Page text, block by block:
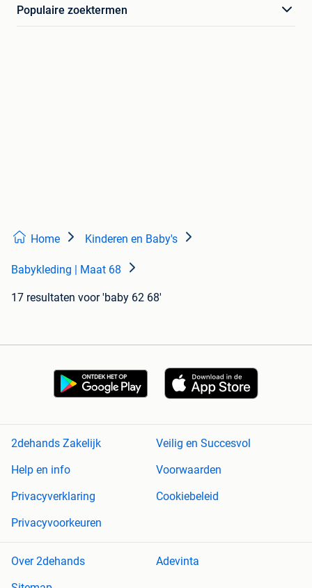
Populaire zoektermen
Home Kinderen en Baby's
Babykleding | Maat 68
17 resultaten voor 'baby 62 68'
2dehands Zakelijk
Veilig en Succesvol
Help en info
Voorwaarden
Privacyverklaring
Cookiebeleid
Privacyvoorkeuren
Over 2dehands
Adevinta